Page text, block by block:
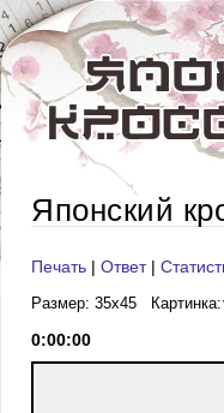
Японский
Печать | Ответ|
Размер: 35x45 Картинка:
0:00:00